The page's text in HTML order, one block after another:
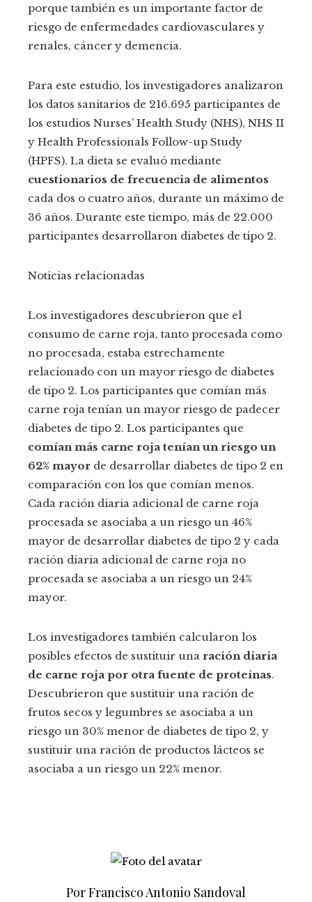
porque también es un importante factor de
riesgo de enfermedades cardiovasculares y
renales, cáncer y demencia.
Para este estudio, los investigadores analizaron
los datos sanitarios de 216.695 participantes de
los estudios Nurses’ Health Study (NHS), NHS II
y Health Professionals Follow-up Study
(HPFS). La dieta se evaluó mediante
cuestionarios de frecuencia de alimentos
cada dos o cuatro años, durante un máximo de
36 años. Durante este tiempo, más de 22.000
participantes desarrollaron diabetes de tipo 2.
Noticias relacionadas
Los investigadores descubrieron que el
consumo de carne roja, tanto procesada como
no procesada, estaba estrechamente
relacionado con un mayor riesgo de diabetes
de tipo 2. Los participantes que comían más
carne roja tenían un mayor riesgo de padecer
diabetes de tipo 2. Los participantes que
comían más carne roja tenían un riesgo un
62% mayor de desarrollar diabetes de tipo 2 en
comparación con los que comían menos.
Cada ración diaria adicional de carne roja
procesada se asociaba a un riesgo un 46%
mayor de desarrollar diabetes de tipo 2 y cada
ración diaria adicional de carne roja no
procesada se asociaba a un riesgo un 24%
mayor.
Los investigadores también calcularon los
posibles efectos de sustituir una ración diaria
de carne roja por otra fuente de proteínas.
Descubrieron que sustituir una ración de
frutos secos y legumbres se asociaba a un
riesgo un 30% menor de diabetes de tipo 2, y
sustituir una ración de productos lácteos se
asociaba a un riesgo un 22% menor.
Por Francisco Antonio Sandoval